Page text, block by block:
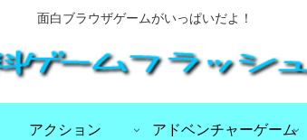
面白ブラウザゲームがいっぱいだよ！
アクション アドベンチャーゲーム